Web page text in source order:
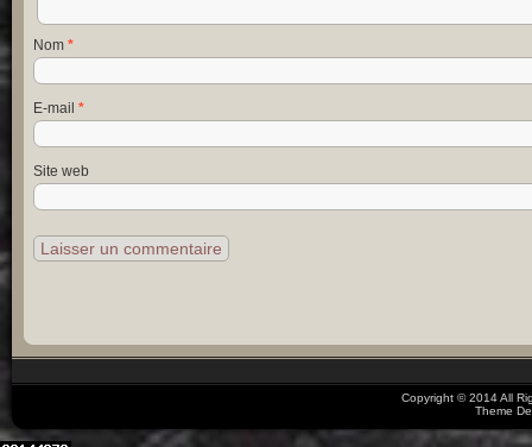
Nom *
E-mail *
Site web
Copyright © 2014 All
Theme